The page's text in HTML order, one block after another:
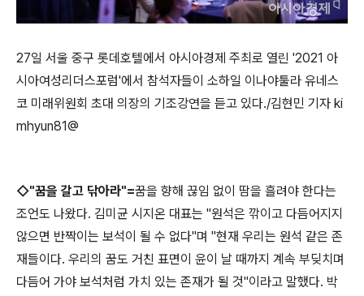
27일 서울 중구 롯데호텔에서 아시아경제 주최로 열린 '2021 아
시아여성리더스포럼'에서 참석자들이 소하일 이나야툴라 유네스
코 미래위원회 초대 의장의 기조강연을 듣고 있다./김현민 기자 ki
mhyun81@
◇"꿈을 갈고 닦아라"=꿈을 향해 끊임 없이 땀을 흘려야 한다는
조언도 나왔다. 김미균 시지온 대표는 "원석은 깎이고 다듬어지지
않으면 반짝이는 보석이 될 수 없다"며 "현재 우리는 원석 같은 존
재들이다. 우리의 꿈도 거친 표면이 윤이 날 때까지 계속 부딪치며
다듬어 가야 보석처럼 가치 있는 존재가 될 것"이라고 말했다. 박